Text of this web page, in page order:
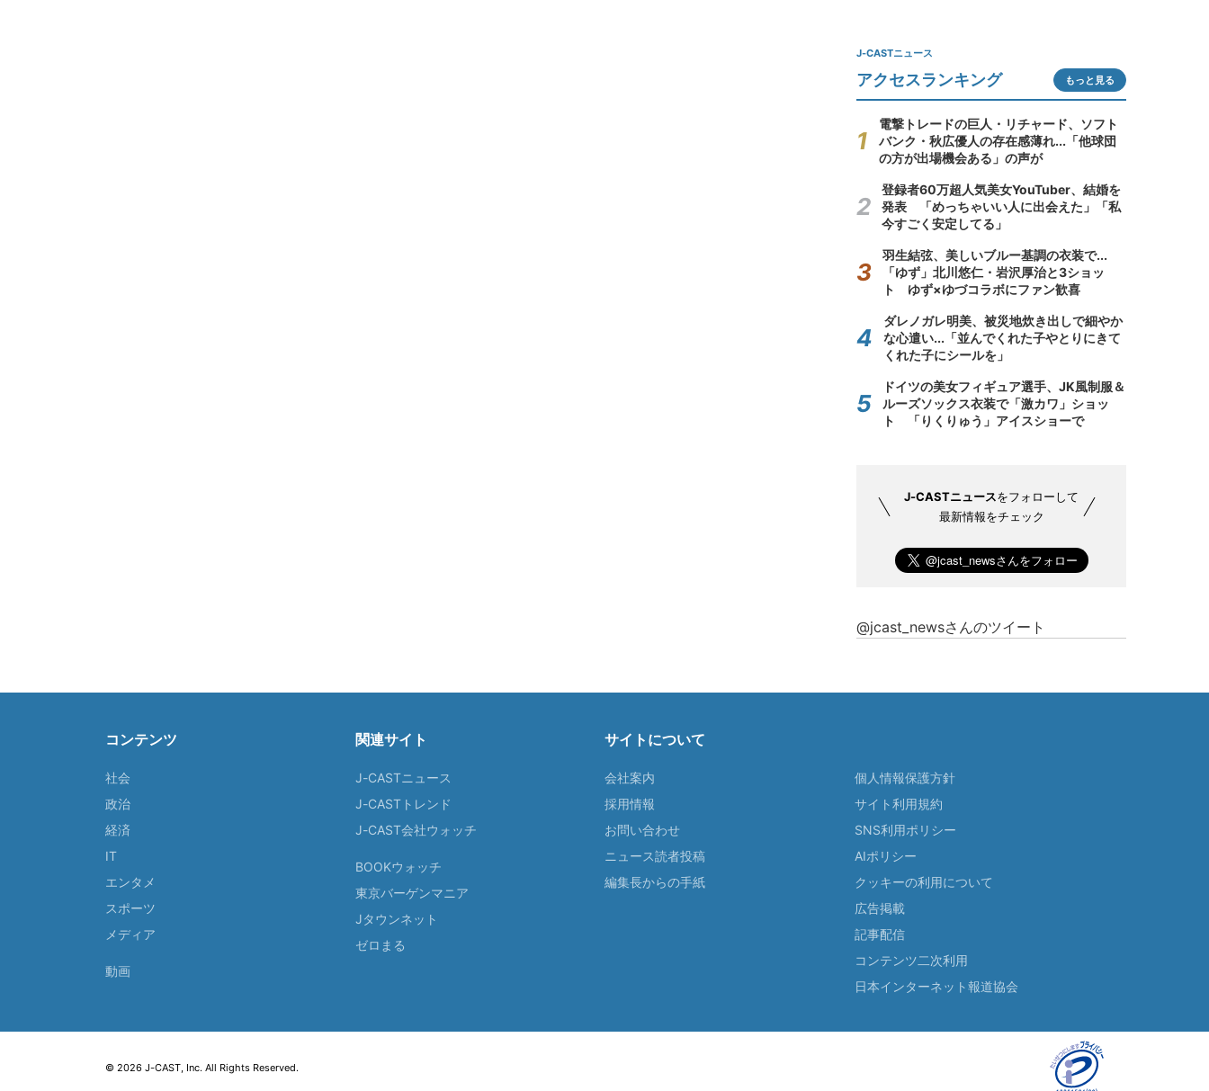
J-CASTニュース
アクセスランキング もっと見る
電撃トレードの巨人・リチャード、ソフト
バンク・秋広優人の存在感薄れ...「他球団
の方が出場機会ある」の声が
登録者60万超人気美女YouTuber、結婚を
発表 「めっちゃいい人に出会えた」「私
今すごく安定してる」
羽生結弦、美しいブルー基調の衣装で...
「ゆず」北川悠仁・岩沢厚治と3ショッ
ト ゆず×ゆづコラボにファン歓喜
ダレノガレ明美、被災地炊き出しで細やか
な心遣い...「並んでくれた子やとりにきて
くれた子にシールを」
ドイツの美女フィギュア選手、JK風制服＆
ルーズソックス衣装で「激カワ」ショッ
ト 「りくりゅう」アイスショーで
J-CASTニュースをフォローして
最新情報をチェック
@jcast_newsさんのツイート
コンテンツ
社会
政治
経済
IT
エンタメ
スポーツ
メディア
動画
関連サイト
J-CASTニュース
J-CASTトレンド
J-CAST会社ウォッチ
BOOKウォッチ
東京バーゲンマニア
Jタウンネット
ゼロまる
サイトについて
会社案内
採用情報
お問い合わせ
ニュース読者投稿
編集長からの手紙
個人情報保護方針
サイト利用規約
SNS利用ポリシー
AIポリシー
クッキーの利用について
広告掲載
記事配信
コンテンツ二次利用
日本インターネット報道協会
© 2026 J-CAST, Inc. All Rights Reserved.